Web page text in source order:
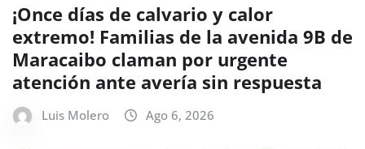
¡Once días de calvario y calor
extremo! Familias de la avenida 9B de
Maracaibo claman por urgente
atención ante avería sin respuesta
Luis Molero Ago 6, 2026